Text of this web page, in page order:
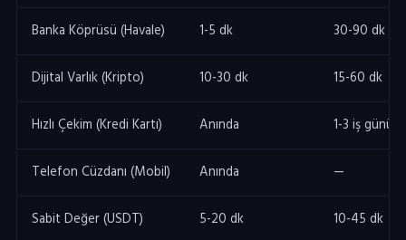
Banka Köprüsü (Havale) 1-5 dk 30-90 dk
Dijital Varlık (Kripto) 10-30 dk 15-60 dk
Hızlı Çekim (Kredi Kartı) Anında 1-3 iş günü
Telefon Cüzdanı (Mobil) Anında —
Sabit Değer (USDT) 5-20 dk 10-45 dk